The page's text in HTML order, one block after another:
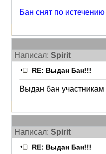
Бан снят по истечению
Написал: Spirit
RE: Выдан Бан!!!
Выдан бан
Написал: Spirit
RE: Выдан Бан!!!